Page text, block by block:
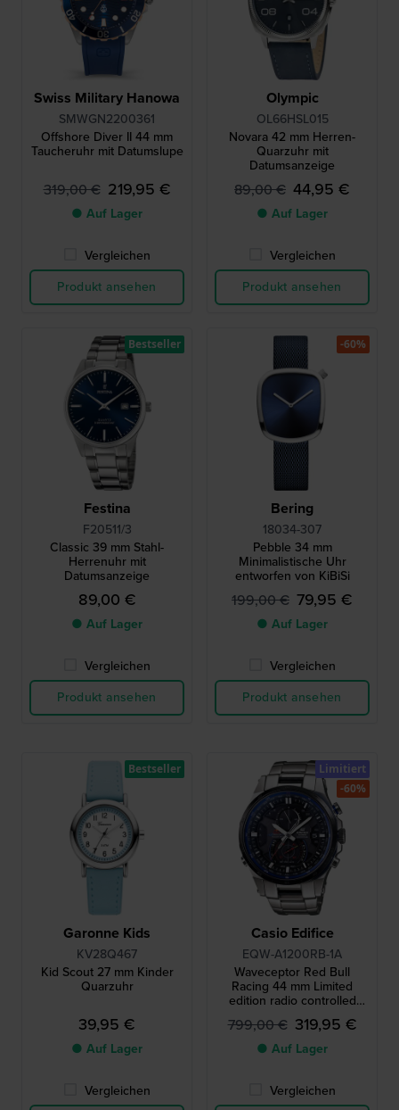
Swiss Military Hanowa
SMWGN2200361
Offshore Diver II 44 mm
Taucheruhr mit Datumslupe
319,00 € 219,95 €
● Auf Lager
Vergleichen
Produkt ansehen
Olympic
OL66HSL015
Novara 42 mm Herren-
Quarzuhr mit
Datumsanzeige
89,00 € 44,95 €
● Auf Lager
Vergleichen
Produkt ansehen
Festina
F20511/3
Classic 39 mm Stahl-
Herrenuhr mit
Datumsanzeige
89,00 €
● Auf Lager
Vergleichen
Produkt ansehen
Bestseller
Bering
18034-307
Pebble 34 mm
Minimalistische Uhr
entworfen von KiBiSi
199,00 € 79,95 €
● Auf Lager
Vergleichen
Produkt ansehen
-60%
Garonne Kids
KV28Q467
Kid Scout 27 mm Kinder
Quarzuhr
39,95 €
● Auf Lager
Vergleichen
Bestseller
Casio Edifice
EQW-A1200RB-1A
Waveceptor Red Bull
Racing 44 mm Limited
edition radio controlled
solar quartz chronograph
with compass and world
time
799,00 € 319,95 €
● Auf Lager
Vergleichen
Limitiert
-60%